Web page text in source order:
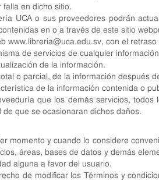
en dicho sitio.
UCA o sus proveedores podrán
en o a través de este sitio
www.libreria@uca.edu.sv, con el retraso
de servicios de cualquier
de la información.
o parcial, de la información después
de la información contenida o
que los demás servicios,
de que se ocasionaran dichos daños.
momento y cuando lo considere
áreas, bases de datos y demás
alguna a favor del usuario.
de modificar los Términos y